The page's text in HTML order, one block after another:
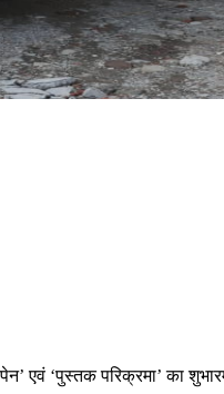
एवं ‘पुस्तक परिक्रमा’ का